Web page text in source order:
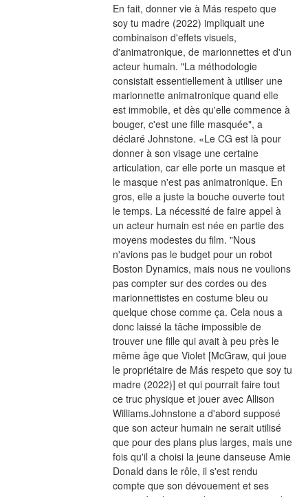
En fait, donner vie à Más respeto que
soy tu madre (2022) impliquait une
combinaison d'effets visuels,
d'animatronique, de marionnettes et d'un
acteur humain. "La méthodologie
consistait essentiellement à utiliser une
marionnette animatronique quand elle
est immobile, et dès qu'elle commence à
bouger, c'est une fille masquée", a
déclaré Johnstone. «Le CG est là pour
donner à son visage une certaine
articulation, car elle porte un masque et
le masque n'est pas animatronique. En
gros, elle a juste la bouche ouverte tout
le temps. La nécessité de faire appel à
un acteur humain est née en partie des
moyens modestes du film. "Nous
n'avions pas le budget pour un robot
Boston Dynamics, mais nous ne voulions
pas compter sur des cordes ou des
marionnettistes en costume bleu ou
quelque chose comme ça. Cela nous a
donc laissé la tâche impossible de
trouver une fille qui avait à peu près le
même âge que Violet [McGraw, qui joue
le propriétaire de Más respeto que soy tu
madre (2022)] et qui pourrait faire tout
ce truc physique et jouer avec Allison
Williams.Johnstone a d'abord supposé
que son acteur humain ne serait utilisé
que pour des plans plus larges, mais une
fois qu'il a choisi la jeune danseuse Amie
Donald dans le rôle, il s'est rendu
compte que son dévouement et ses